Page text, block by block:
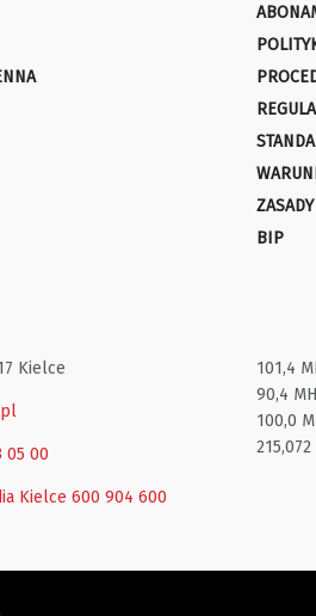
BIP
Kielce
05 00
Kielce 600 904 600
101,4
90,4
100,0